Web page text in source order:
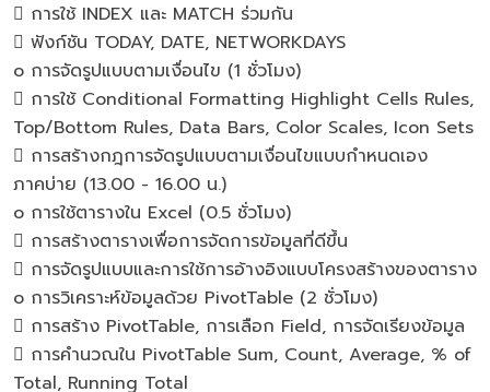
 การใช้ INDEX และ MATCH ร่วมกัน
 ฟังก์ชัน TODAY, DATE, NETWORKDAYS
o การจัดรูปแบบตามเงื่อนไข (1 ชั่วโมง)
 การใช้ Conditional Formatting Highlight Cells Rules,
Top/Bottom Rules, Data Bars, Color Scales, Icon Sets
 การสร้างกฎการจัดรูปแบบตามเงื่อนไขแบบกำหนดเอง
ภาคบ่าย (13.00 - 16.00 น.)
o การใช้ตารางใน Excel (0.5 ชั่วโมง)
 การสร้างตารางเพื่อการจัดการข้อมูลที่ดีขึ้น
 การจัดรูปแบบและการใช้การอ้างอิงแบบโครงสร้างของตาราง
o การวิเคราะห์ข้อมูลด้วย PivotTable (2 ชั่วโมง)
 การสร้าง PivotTable, การเลือก Field, การจัดเรียงข้อมูล
 การคำนวณใน PivotTable Sum, Count, Average, % of
Total, Running Total